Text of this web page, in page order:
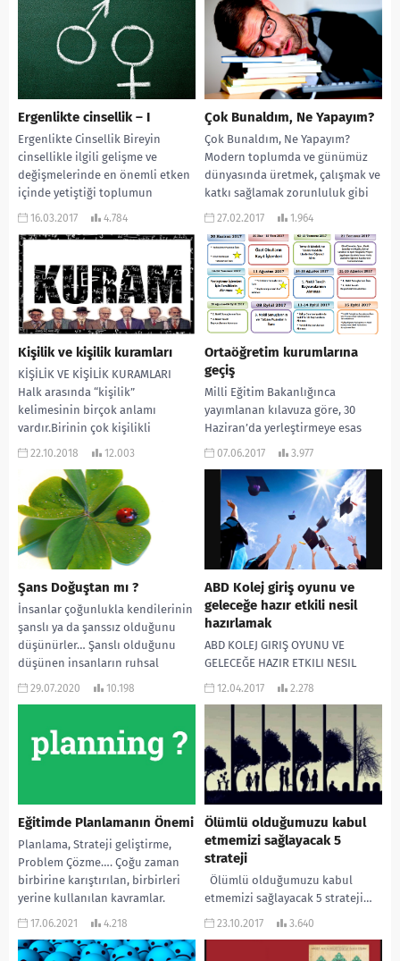
Ergenlikte cinsellik – I
Ergenlikte Cinsellik Bireyin
cinsellikle ilgili gelişme ve
değişmelerinde en önemli etken
içinde yetiştiği toplumun
cinselliğe bakış açısıdır.
16.03.2017 4.784
Çok Bunaldım, Ne Yapayım?
Çok Bunaldım, Ne Yapayım?
Modern toplumda ve günümüz
dünyasında üretmek, çalışmak ve
katkı sağlamak zorunluluk gibi
gösterilmekle birlikte mutsuz
27.02.2017 1.964
Kişilik ve kişilik kuramları
KİŞİLİK VE KİŞİLİK KURAMLARI
Halk arasında “kişilik”
kelimesinin birçok anlamı
vardır.Birinin çok kişilikli
olduğunu
şey,çoğunlukla o bireyin sosyal
etkililiği ...
22.10.2018 12.003
Ortaöğretim kurumlarına
geçiş
Milli Eğitim Bakanlığınca
yayımlanan kılavuza göre, 30
Haziran’da yerleştirmeye esas
puanların açıklanmasının
liselere tercihler alınacak. Milli
Eğitim...
07.06.2017 3.977
Şans Doğuştan mı ?
İnsanlar çoğunlukla kendilerinin
şanslı ya da şanssız olduğunu
düşünürler… Şanslı olduğunu
düşünen insanların ruhsal
sağlığı daha iyidir, zorluklara
29.07.2020 10.198
ABD Kolej giriş oyunu ve
geleceğe hazır etkili nesil
hazırlamak
ABD KOLEJ GIRIŞ OYUNU VE
GELECEĞE HAZIR ETKILI NESIL
HAZIRLAMAK Bu yazının amacı
12.04.2017 2.278
Eğitimde Planlamanın Önemi
Planlama, Strateji geliştirme,
Problem Çözme…. Çoğu zaman
birbirine karıştırılan, birbirleri
yerine kullanılan kavramlar.
Planlama: Genel olarak
doğrultusunda yapılacak...
17.06.2021 4.218
Ölümlü olduğumuzu kabul
etmemizi sağlayacak 5
strateji
Ölümlü olduğumuzu kabul
etmemizi sağlayacak 5 strateji…
Kişi ancak ölümlü olduğunu
fırsatların farkına varmaktadır.
23.10.2017 3.640